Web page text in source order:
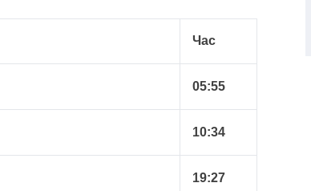
Час
05:55
10:34
19:27